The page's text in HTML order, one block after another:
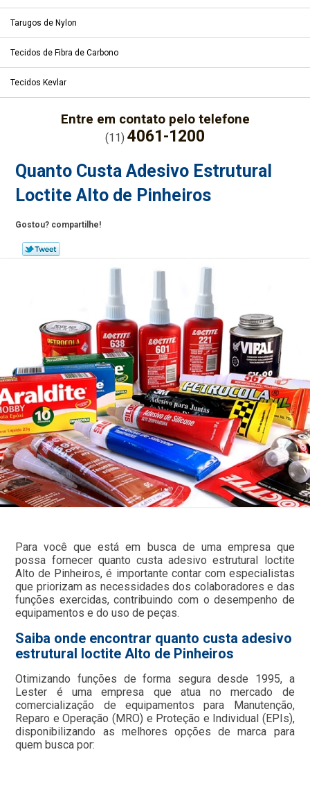
Tarugos de Nylon
Tecidos de Fibra de Carbono
Tecidos Kevlar
Entre em contato pelo telefone
(11) 4061-1200
Quanto Custa Adesivo Estrutural
Loctite Alto de Pinheiros
Gostou? compartilhe!
Para você que está em busca de uma empresa que
possa fornecer quanto custa adesivo estrutural loctite
Alto de Pinheiros, é importante contar com especialistas
que priorizam as necessidades dos colaboradores e das
funções exercidas, contribuindo com o desempenho de
equipamentos e do uso de peças.
Saiba onde encontrar quanto custa adesivo
estrutural loctite Alto de Pinheiros
Otimizando funções de forma segura desde 1995, a
Lester é uma empresa que atua no mercado de
comercialização de equipamentos para Manutenção,
Reparo e Operação (MRO) e Proteção e Individual (EPIs),
disponibilizando as melhores opções de marca para
quem busca por: